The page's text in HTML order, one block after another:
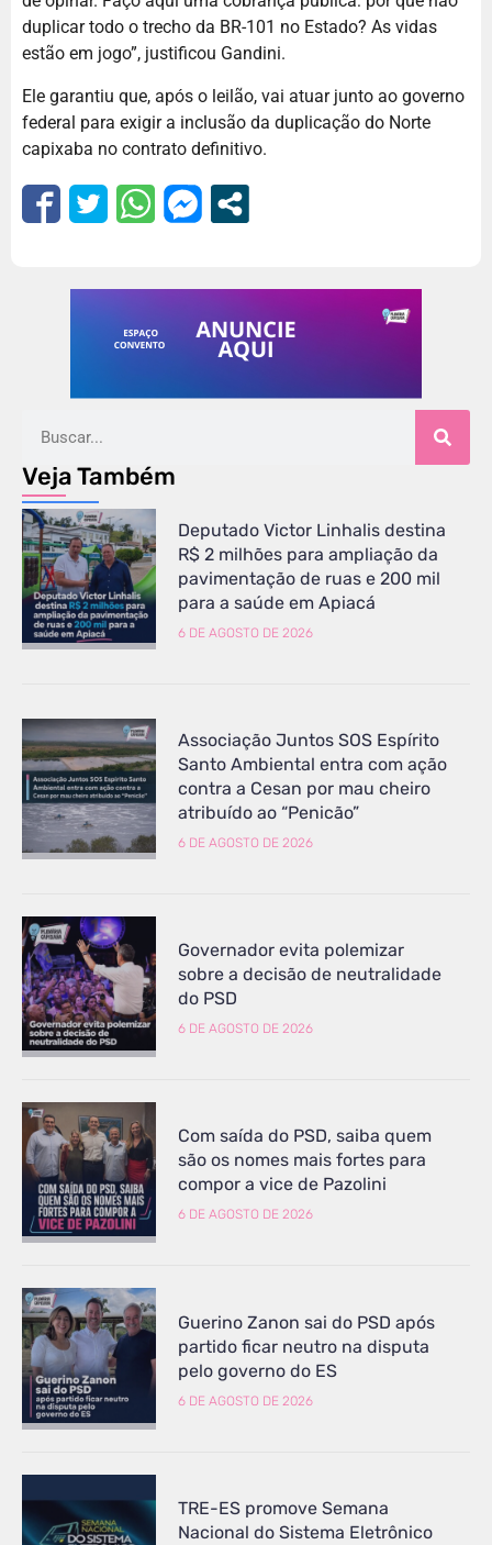
duplicar todo o trecho da BR-101 no Estado? As vidas
estão em jogo”, justificou Gandini.
Ele garantiu que, após o leilão, vai atuar junto ao governo
federal para exigir a inclusão da duplicação do Norte
capixaba no contrato definitivo.
Veja Também
Deputado Victor Linhalis destina
R$ 2 milhões para ampliação da
pavimentação de ruas e 200 mil
para a saúde em Apiacá
6 DE AGOSTO DE 2026
Associação Juntos SOS Espírito
Santo Ambiental entra com ação
contra a Cesan por mau cheiro
atribuído ao “Penicão”
6 DE AGOSTO DE 2026
Governador evita polemizar
sobre a decisão de neutralidade
do PSD
6 DE AGOSTO DE 2026
Com saída do PSD, saiba quem
são os nomes mais fortes para
compor a vice de Pazolini
6 DE AGOSTO DE 2026
Guerino Zanon sai do PSD após
partido ficar neutro na disputa
pelo governo do ES
6 DE AGOSTO DE 2026
TRE-ES promove Semana
Nacional do Sistema Eletrônico